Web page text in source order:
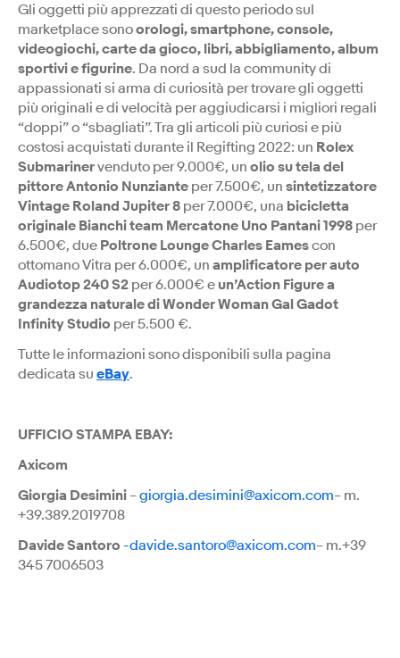
Gli oggetti più apprezzati di questo periodo sul
marketplace sonoorologi, smartphone, console,
videogiochi, carte da gioco, libri, abbigliamento, album
sportivi e figurine. Da nord a sud la community di
appassionati si arma di curiosità per trovare gli oggetti
più originali e di velocità per aggiudicarsi i migliori regali
“doppi” o “sbagliati”. Tra gli articoli più curiosi e più
costosi acquistati durante il Regifting 2022: un Rolex
Submarinervenduto per 9.000€, un olio su tela del
pittore Antonio Nunziante per 7.500€, un sintetizzatore
Vintage Roland Jupiter 8 per 7.000€, una bicicletta
originale Bianchi team Mercatone Uno Pantani 1998 per
6.500€, due Poltrone Lounge Charles Eamescon
ottomano Vitra per 6.000€, un amplificatore per auto
Audiotop 240 S2 per 6.000€ e un’Action Figure a
grandezza naturale di Wonder Woman Gal Gadot
Infinity Studio per 5.500 €.
Tutte le informazioni sono disponibili sulla pagina
dedicata su eBay.
UFFICIO STAMPA EBAY:
Axicom
Giorgia Desimini –giorgia.desimini@axicom.com– m.
+39.389.2019708
Davide Santoro -davide.santoro@axicom.com– m.+39
345 7006503